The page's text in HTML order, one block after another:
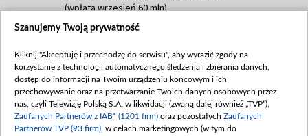
(wpłata wrzesień 60 mln)
Dofinansowanie 635 783 051,21 PLN
(wpłata wrzesień 100 mln, październik 350
mln, listopad 265 mln)
Dofinansowanie 48 862 000,00 PLN
Data podpisania umowy: GRUDZIEŃ 2025
(wpłata grudzień 60,548 mln)
Szanujemy Twoją prywatność
Kliknij "Akceptuję i przechodzę do serwisu", aby wyrazić zgody na
korzystanie z technologii automatycznego śledzenia i zbierania danych,
dostęp do informacji na Twoim urządzeniu końcowym i ich
przechowywanie oraz na przetwarzanie Twoich danych osobowych przez
nas, czyli Telewizję Polską S.A. w likwidacji (zwaną dalej również „TVP”),
Zaufanych Partnerów z IAB* (1201 firm) oraz pozostałych Zaufanych
Partnerów TVP (93 firm) , w celach marketingowych (w tym do